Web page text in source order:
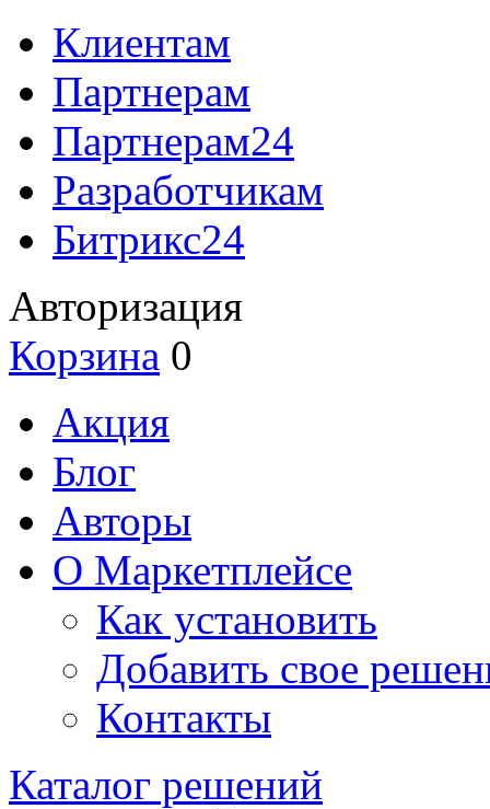
Клиентам
Партнерам
Партнерам24
Разработчикам
Битрикс24
Авторизация
Корзина 0
Акция
Блог
Авторы
О Маркетплейсе
Как установить
Добавить свое
Контакты
Каталог решений